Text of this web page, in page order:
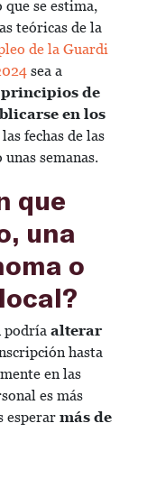
se estima,
teóricas de la
de la Guardi
sea a
principios de
en los
fechas de las
semanas.
que
una
o
podría alterar
hasta
en las
es más
esperar más de